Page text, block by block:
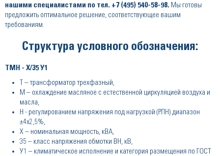
нашими специалистами по тел. +7 (495) 540-58-98. Мы готовы
предложить оптимальное решение, соответствующее вашим
требованиям.
Структура условного обозначения:
ТМН - Х/35 У1
Т – трансформатор трехфазный,
М – охлаждение масляное с естественной циркуляцией воздуха и
масла,
Н - регулированием напряжения под нагрузкой (РПН) диапазон
±4х2,5%,
Х – номинальная мощность, кВА,
35 – класс напряжения обмотки ВН, кВ,
У1 – климатическое исполнение и категория размещения по ГОСТ